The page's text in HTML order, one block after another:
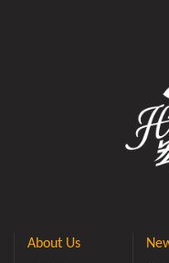
About Us